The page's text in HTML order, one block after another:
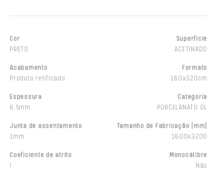
Cor
PRETO
Superfície
ACETINADO
Acabamento
Produto retificado
Formato
160x320cm
Espessura
6,5mm
Categoria
PORCELANATO GL
Junta de assentamento
1mm
Tamanho de Fabricação (mm)
1600x3200
Coeficiente de atrito
Monocálibre
Não